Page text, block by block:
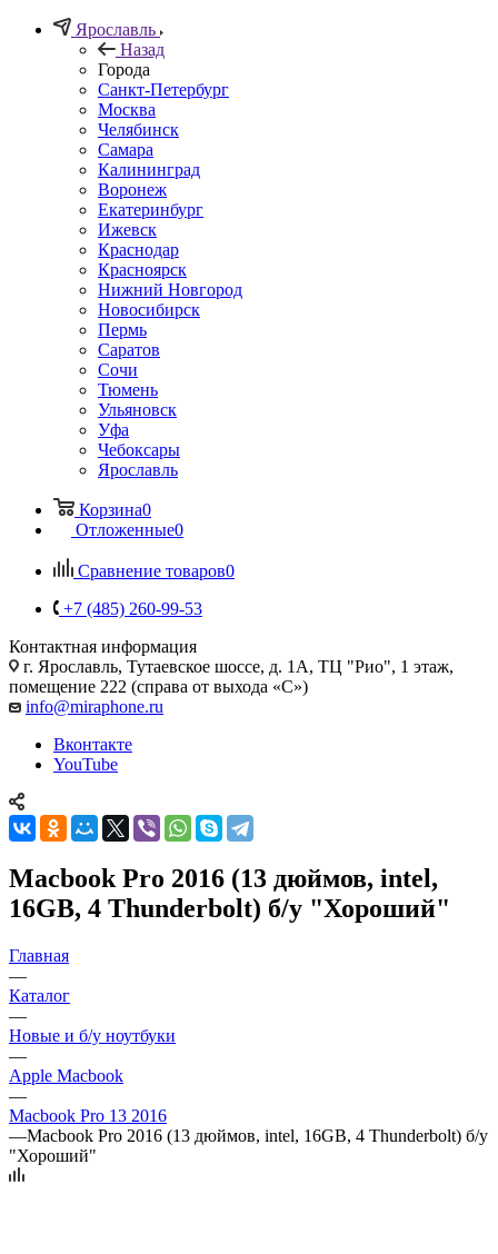
Ярославль
Назад
Города
Санкт-Петербург
Москва
Челябинск
Самара
Калининград
Воронеж
Екатеринбург
Ижевск
Краснодар
Красноярск
Нижний Новгород
Новосибирск
Пермь
Саратов
Сочи
Тюмень
Ульяновск
Уфа
Чебоксары
Ярославль
Корзина0
Отложенные0
Сравнение товаров0
+7 (485) 260-99-53
Контактная информация
г. Ярославль, Тутаевское шоссе, д. 1А, ТЦ "Рио", 1 этаж,
помещение 222 (справа от выхода «С»)
info@miraphone.ru
Вконтакте
YouTube
Macbook Pro 2016 (13 дюймов, intel,
16GB, 4 Thunderbolt) б/у "Хороший"
Главная
—
Каталог
—
Новые и б/у ноутбуки
—
Apple Macbook
—
Macbook Pro 13 2016
—Macbook Pro 2016 (13 дюймов, intel, 16GB, 4 Thunderbolt) б/у
"Хороший"